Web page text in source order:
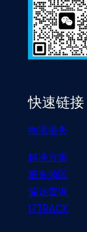
快速链接
物流服务
解决方案
服务地区
偏远查询
17TRACK